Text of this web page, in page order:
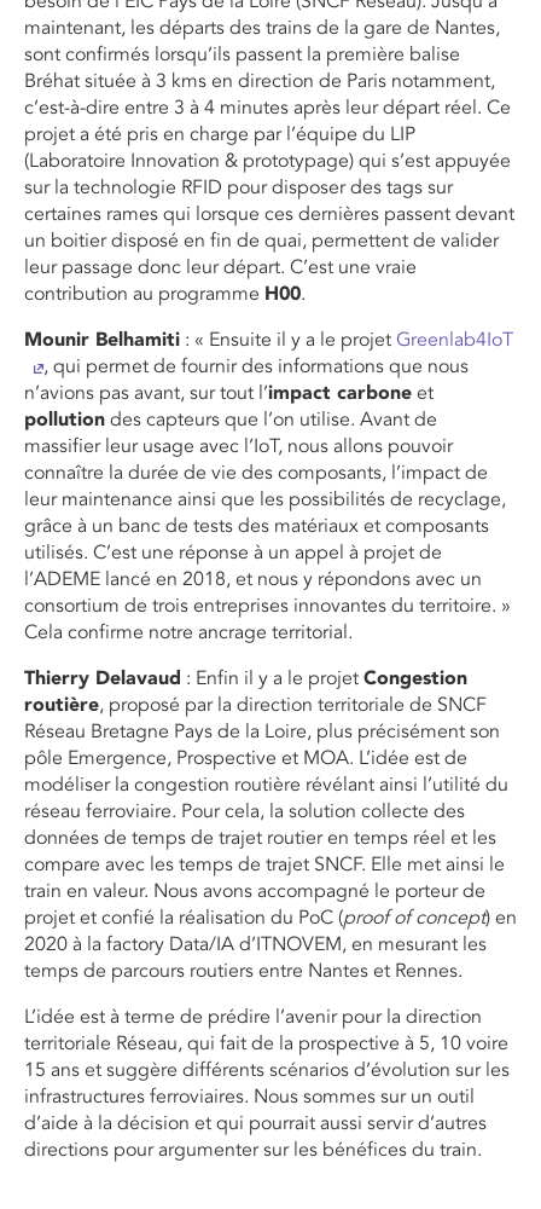
maintenant, les départs des trains de la gare de Nantes,
sont confirmés lorsqu’ils passent la première balise
Bréhat située à 3 kms en direction de Paris notamment,
c’est-à-dire entre 3 à 4 minutes après leur départ réel. Ce
projet a été pris en charge par l’équipe du LIP
(Laboratoire Innovation & prototypage) qui s’est appuyée
sur la technologie RFID pour disposer des tags sur
certaines rames qui lorsque ces dernières passent devant
un boitier disposé en fin de quai, permettent de valider
leur passage donc leur départ. C’est une vraie
contribution au programme H00.
Mounir Belhamiti : « Ensuite il y a le projet Greenlab4IoT
, qui permet de fournir des informations que nous
n’avions pas avant, sur tout l’impact carbone et
pollution des capteurs que l’on utilise. Avant de
massifier leur usage avec l’IoT, nous allons pouvoir
connaître la durée de vie des composants, l’impact de
leur maintenance ainsi que les possibilités de recyclage,
grâce à un banc de tests des matériaux et composants
utilisés. C’est une réponse à un appel à projet de
l’ADEME lancé en 2018, et nous y répondons avec un
consortium de trois entreprises innovantes du territoire. »
Cela confirme notre ancrage territorial.
Thierry Delavaud : Enfin il y a le projet Congestion
routière, proposé par la direction territoriale de SNCF
Réseau Bretagne Pays de la Loire, plus précisément son
pôle Emergence, Prospective et MOA. L’idée est de
modéliser la congestion routière révélant ainsi l’utilité du
réseau ferroviaire. Pour cela, la solution collecte des
données de temps de trajet routier en temps réel et les
compare avec les temps de trajet SNCF. Elle met ainsi le
train en valeur. Nous avons accompagné le porteur de
projet et confié la réalisation du PoC (proof of concept) en
2020 à la factory Data/IA d’ITNOVEM, en mesurant les
temps de parcours routiers entre Nantes et Rennes.
L’idée est à terme de prédire l’avenir pour la direction
territoriale Réseau, qui fait de la prospective à 5, 10 voire
15 ans et suggère différents scénarios d’évolution sur les
infrastructures ferroviaires. Nous sommes sur un outil
d’aide à la décision et qui pourrait aussi servir d’autres
directions pour argumenter sur les bénéfices du train.